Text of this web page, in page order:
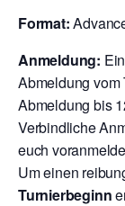
Format:
Anmeldung:
Abmeldung vom
Abmeldung bis
Verbindliche
euch
Um einen
Turnierbeginn